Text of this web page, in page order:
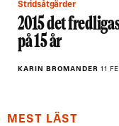
Stridsåtgärder
2015 det
på 15 år
KARIN BROMANDER 11
MEST LÄST